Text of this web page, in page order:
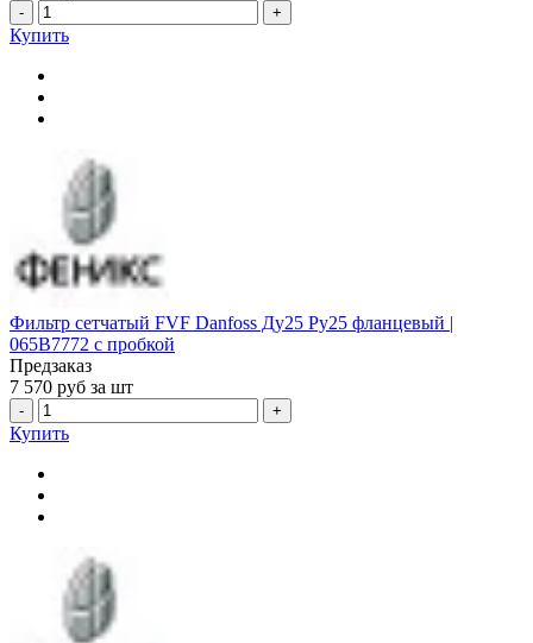
- +
Купить
Фильтр сетчатый FVF Danfoss Ду25 Ру25 фланцевый |
065B7772 с пробкой
Предзаказ
7 570 руб за шт
- +
Купить